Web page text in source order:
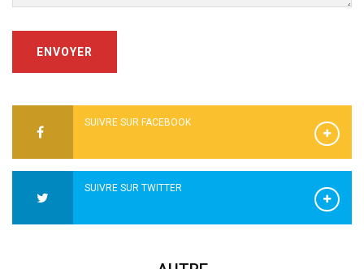
ENVOYER
SUIVRE SUR FACEBOOK
SUIVRE SUR TWITTER